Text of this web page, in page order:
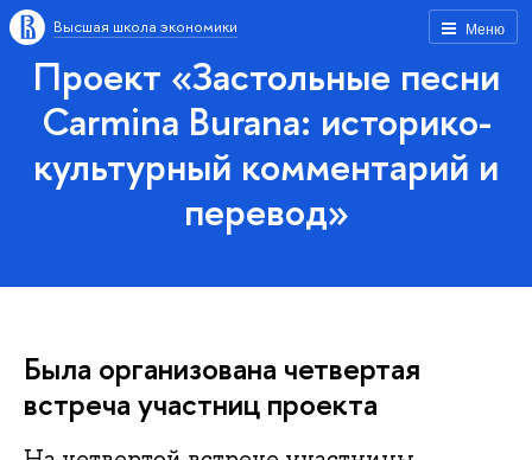
Меню
Высшая школа экономики
Проект «Застольные песни
Carmina Burana: историко-
культурный комментарий и
перевод»
Была организована четвертая
встреча участниц проекта